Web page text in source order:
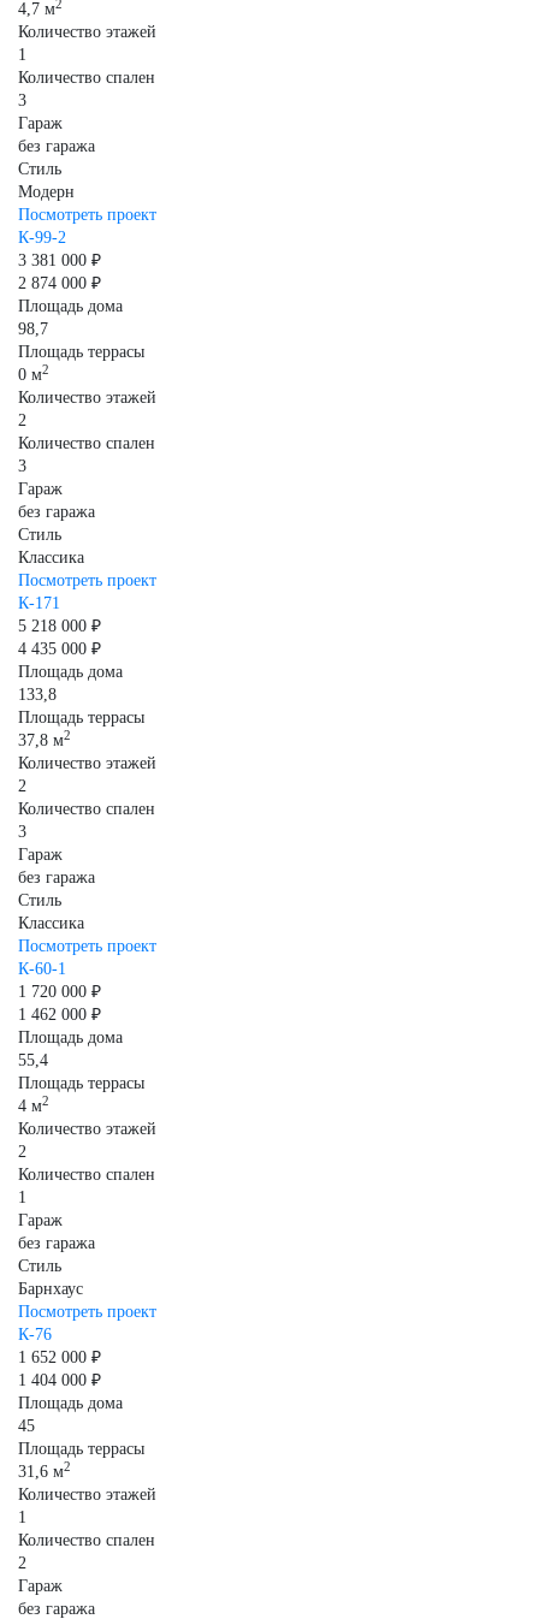
4,7 м2
Количество этажей
1
Количество спален
3
Гараж
без гаража
Стиль
Модерн
Посмотреть проект
К-99-2
3 381 000 ₽
2 874 000 ₽
Площадь дома
98,7
Площадь террасы
0 м2
Количество этажей
2
Количество спален
3
Гараж
без гаража
Стиль
Классика
Посмотреть проект
К-171
5 218 000 ₽
4 435 000 ₽
Площадь дома
133,8
Площадь террасы
37,8 м2
Количество этажей
2
Количество спален
3
Гараж
без гаража
Стиль
Классика
Посмотреть проект
К-60-1
1 720 000 ₽
1 462 000 ₽
Площадь дома
55,4
Площадь террасы
4 м2
Количество этажей
2
Количество спален
1
Гараж
без гаража
Стиль
Барнхаус
Посмотреть проект
К-76
1 652 000 ₽
1 404 000 ₽
Площадь дома
45
Площадь террасы
31,6 м2
Количество этажей
1
Количество спален
2
Гараж
без гаража